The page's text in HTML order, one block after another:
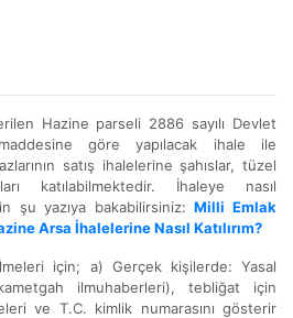
Hazine parseli 2886 sayılı Devlet
göre yapılacak ihale ile
satış ihalelerine şahıslar, tüzel
katılabilmektedir. İhaleye nasıl
şu yazıya bakabilirsiniz:Milli Emlak
Arsa İhalelerine Nasıl Katılırım?
için; a) Gerçek kişilerde: Yasal
ilmuhaberleri), tebliğat için
ve T.C. kimlik numarasını gösterir